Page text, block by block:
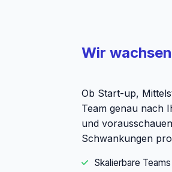
Wir
Ob Start-up,
Team genau nach
und
Schwankungen
Skalierbare